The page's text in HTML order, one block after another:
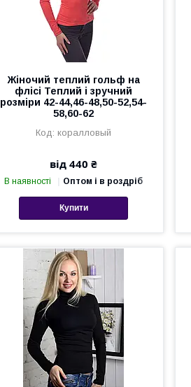
Жіночий теплий гольф на
флісі Теплий і зручний
розміри 42-44,46-48,50-52,54-
58,60-62
коралловый
від 440 ₴
В наявності Оптом і в роздріб
Купити